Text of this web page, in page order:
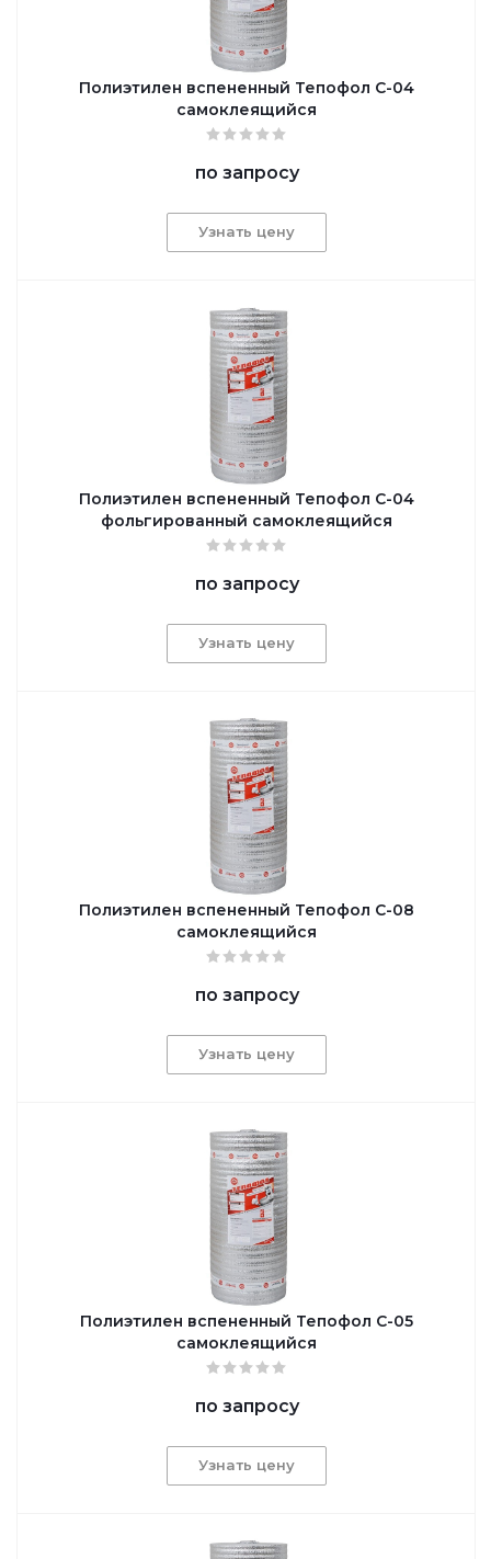
Полиэтилен вспененный Тепофол С-04
самоклеящийся
по запросу
Узнать цену
Полиэтилен вспененный Тепофол С-04
фольгированный самоклеящийся
по запросу
Узнать цену
Полиэтилен вспененный Тепофол С-08
самоклеящийся
по запросу
Узнать цену
Полиэтилен вспененный Тепофол С-05
самоклеящийся
по запросу
Узнать цену